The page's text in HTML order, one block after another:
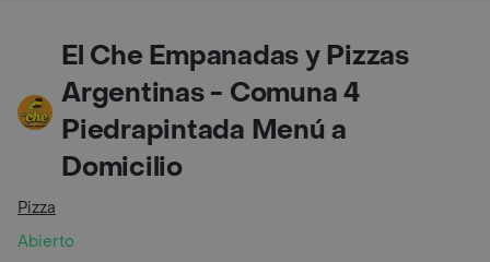
El Che Empanadas y Pizzas
Argentinas - Comuna 4
Piedrapintada Menú a
Domicilio
Pizza
Abierto